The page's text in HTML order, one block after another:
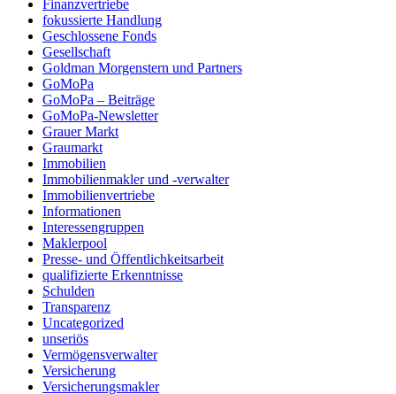
Finanzvertriebe
fokussierte Handlung
Geschlossene Fonds
Gesellschaft
Goldman Morgenstern und Partners
GoMoPa
GoMoPa – Beiträge
GoMoPa-Newsletter
Grauer Markt
Graumarkt
Immobilien
Immobilienmakler und -verwalter
Immobilienvertriebe
Informationen
Interessengruppen
Maklerpool
Presse- und Öffentlichkeitsarbeit
qualifizierte Erkenntnisse
Schulden
Transparenz
Uncategorized
unseriös
Vermögensverwalter
Versicherung
Versicherungsmakler